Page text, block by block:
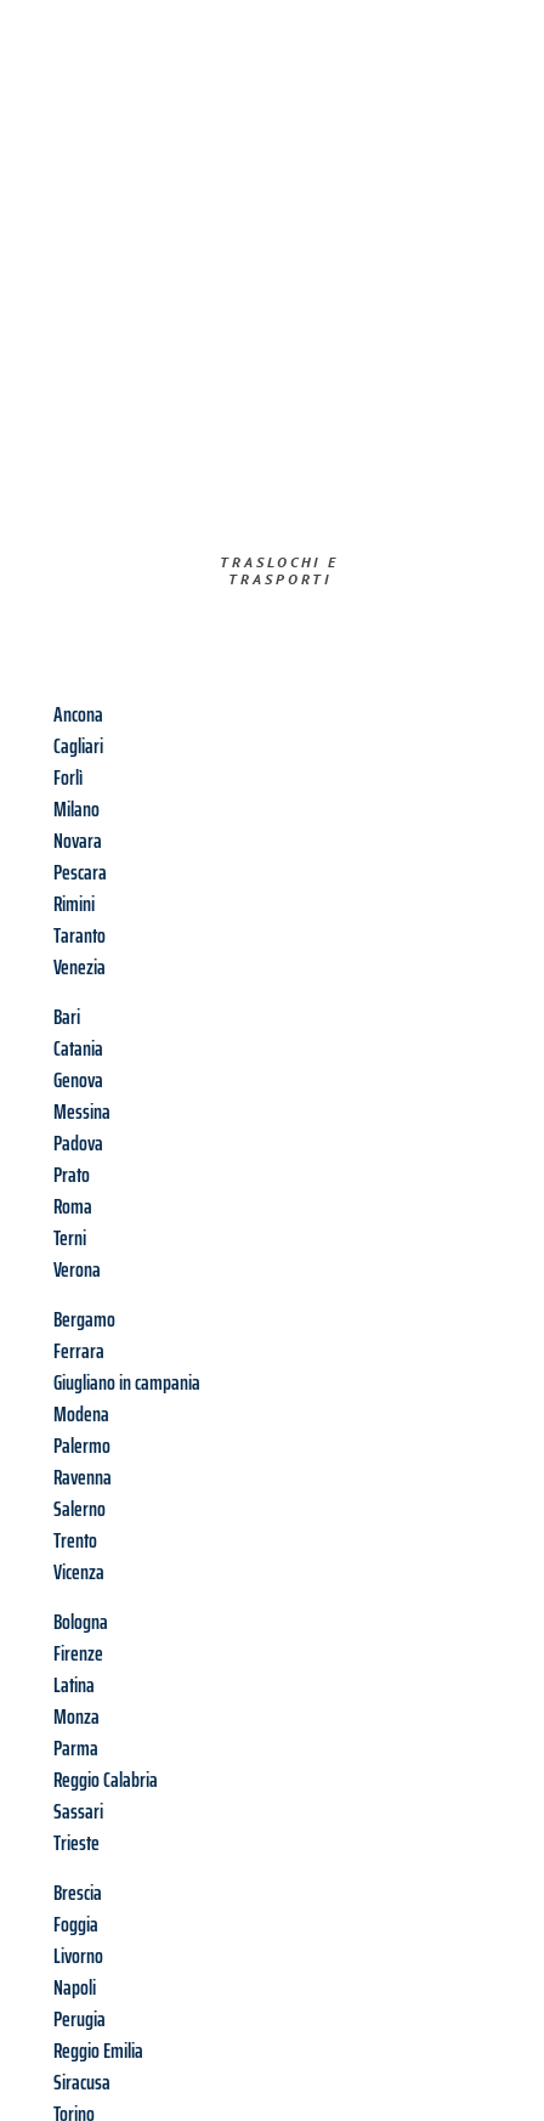
TRASLOCHI E
TRASPORTI​
Ancona
Cagliari
Forlì
Milano
Novara
Pescara
Rimini
Taranto
Venezia
Bari
Catania
Genova
Messina
Padova
Prato
Roma
Terni
Verona
Bergamo
Ferrara
Giugliano in campania
Modena
Palermo
Ravenna
Salerno
Trento
Vicenza
Bologna
Firenze
Latina
Monza
Parma
Reggio Calabria
Sassari
Trieste
Brescia
Foggia
Livorno
Napoli
Perugia
Reggio Emilia
Siracusa
Torino